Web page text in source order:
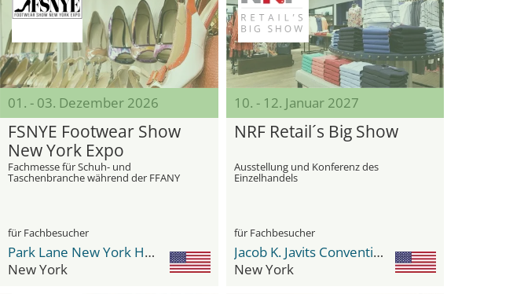
01. - 03. Dezember 2026
FSNYE Footwear Show
New York Expo
Fachmesse für Schuh- und
Taschenbranche während der FFANY
für Fachbesucher
Park Lane New York Hotel
New York
10. - 12. Januar 2027
NRF Retail´s Big Show
Ausstellung und Konferenz des
Einzelhandels
für Fachbesucher
Jacob K. Javits Convention Center
New York